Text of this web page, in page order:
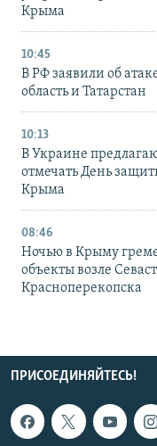
Крыма
10:45
В РФ заявили об
область и Татарстан
10:13
В Украине
отмечать День
Крыма
08:46
Ночью в Крыму
объекты возле
Красноперекопска
ПРИСОЕДИНЯЙТЕСЬ!